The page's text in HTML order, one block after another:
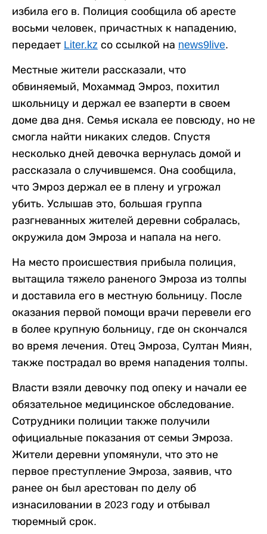
избила его в. Полиция сообщила об аресте
восьми человек, причастных к нападению,
передает Liter.kz со ссылкой на news9live.
Местные жители рассказали, что
обвиняемый, Мохаммад Эмроз, похитил
школьницу и держал ее взаперти в своем
доме два дня. Семья искала ее повсюду, но не
смогла найти никаких следов. Спустя
несколько дней девочка вернулась домой и
рассказала о случившемся. Она сообщила,
что Эмроз держал ее в плену и угрожал
убить. Услышав это, большая группа
разгневанных жителей деревни собралась,
окружила дом Эмроза и напала на него.
На место происшествия прибыла полиция,
вытащила тяжело раненого Эмроза из толпы
и доставила его в местную больницу. После
оказания первой помощи врачи перевели его
в более крупную больницу, где он скончался
во время лечения. Отец Эмроза, Султан Миян,
также пострадал во время нападения толпы.
Власти взяли девочку под опеку и начали ее
обязательное медицинское обследование.
Сотрудники полиции также получили
официальные показания от семьи Эмроза.
Жители деревни упомянули, что это не
первое преступление Эмроза, заявив, что
ранее он был арестован по делу об
изнасиловании в 2023 году и отбывал
тюремный срок.